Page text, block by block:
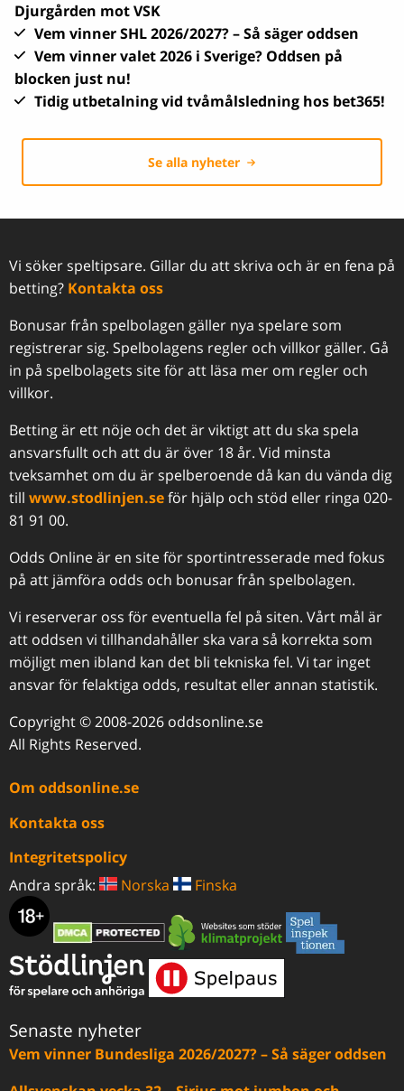
Djurgården mot VSK
Vem vinner SHL 2026/2027? – Så säger oddsen
Vem vinner valet 2026 i Sverige? Oddsen på
blocken just nu!
Tidig utbetalning vid tvåmålsledning hos bet365!
Se alla nyheter
Vi söker speltipsare. Gillar du att skriva och är en fena på
betting? Kontakta oss
Bonusar från spelbolagen gäller nya spelare som
registrerar sig. Spelbolagens regler och villkor gäller. Gå
in på spelbolagets site för att läsa mer om regler och
villkor.
Betting är ett nöje och det är viktigt att du ska spela
ansvarsfullt och att du är över 18 år. Vid minsta
tveksamhet om du är spelberoende då kan du vända dig
till www.stodlinjen.seför hjälp och stöd eller ringa 020-
81 91 00.
Odds Online är en site för sportintresserade med fokus
på att jämföra odds och bonusar från spelbolagen.
Vi reserverar oss för eventuella fel på siten. Vårt mål är
att oddsen vi tillhandahåller ska vara så korrekta som
möjligt men ibland kan det bli tekniska fel. Vi tar inget
ansvar för felaktiga odds, resultat eller annan statistik.
Copyright © 2008-2026 oddsonline.se
All Rights Reserved.
Om oddsonline.se
Kontakta oss
Integritetspolicy
Andra språk:
Norska Finska
Senaste nyheter
Vem vinner Bundesliga 2026/2027? – Så säger oddsen